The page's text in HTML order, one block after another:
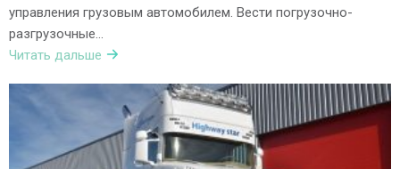
управления грузовым автомобилем. Вести погрузочно-
разгрузочные…
Читать дальше